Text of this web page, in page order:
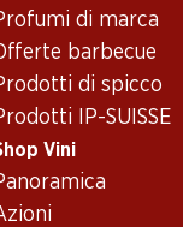
di marca
barbecue
di spicco
IP-SUISSE
Vini
Cantenac
2007 75